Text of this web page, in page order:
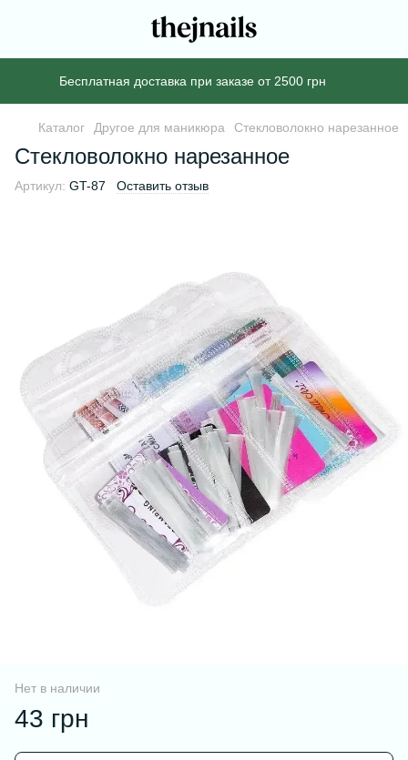
Бесплатная доставка при заказе от 2500 грн
Каталог Другое для маникюра Стекловолокно нарезанное
Стекловолокно нарезанное
Артикул: GT-87 Оставить отзыв
Нет в наличии
43 грн